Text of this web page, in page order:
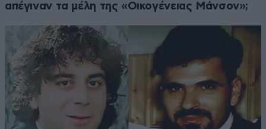
απέγιναν τα μέλη της «Οικογένειας Μάνσον»;